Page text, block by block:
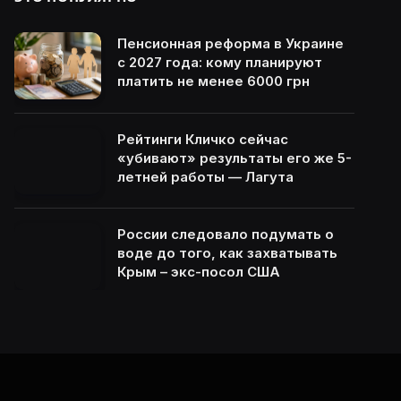
Пенсионная реформа в Украине
с 2027 года: кому планируют
платить не менее 6000 грн
Рейтинги Кличко сейчас
«убивают» результаты его же 5-
летней работы — Лагута
России следовало подумать о
воде до того, как захватывать
Крым – экс-посол США